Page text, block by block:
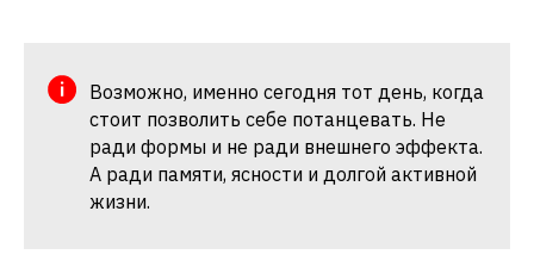
Возможно, именно сегодня тот день, когда
стоит позволить себе потанцевать. Не
ради формы и не ради внешнего эффекта.
А ради памяти, ясности и долгой активной
жизни.